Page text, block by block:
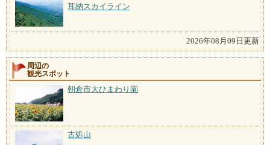
耳納スカイライン
2026年08月09日更新
周辺の
観光スポット
朝倉市大ひまわり園
古処山